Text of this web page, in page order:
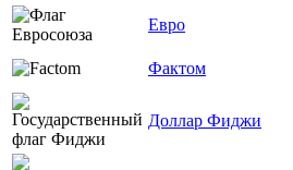
Евро
Фактом
Доллар Фиджи